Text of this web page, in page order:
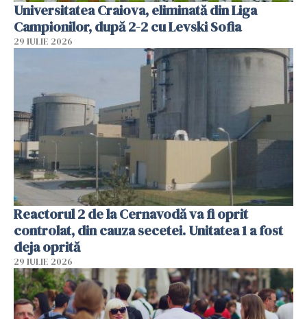
Universitatea Craiova, eliminată din Liga
Campionilor, după 2-2 cu Levski Sofia
29 IULIE 2026
Reactorul 2 de la Cernavodă va fi oprit
controlat, din cauza secetei. Unitatea 1 a fost
deja oprită
29 IULIE 2026